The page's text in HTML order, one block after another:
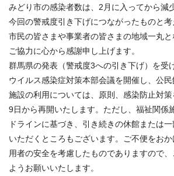
みどり市の感染者数は、2月に入ってから減
今回の警戒度引き下げにつながったものと考
市民の皆さまや事業者の皆さまの地域一丸
ご協力に心から感謝申し上げます。
群馬県の発表（警戒度3への引き下げ）を受
ウイルス感染症対策本部会議を開催し、公
施設の利用については、原則、感染防止対
9日から再開いたします。ただし、福祉関係
ドラインに基づき、引き続きの休館または
いただくところもございます。ご不便をおか
用者の安全を考慮したものでありますので
ようお願いいたします。